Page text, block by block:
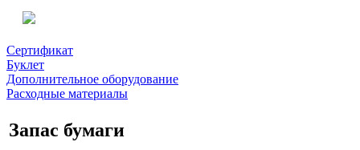
Сертификат
Буклет
Дополнительное оборудование
Расходные материалы
Запас бумаги